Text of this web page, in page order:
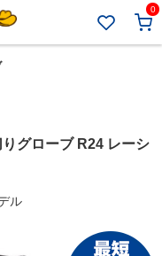
0
グローブ R24 レーシ
ル